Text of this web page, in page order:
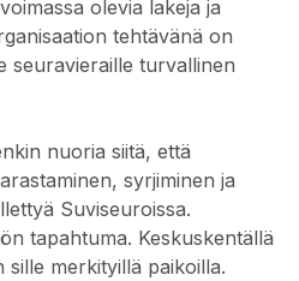
olevia lakeja ja
tehtävänä on
seuravieraille turvallinen
nuoria siitä, että
syrjiminen ja
Suviseuroissa.
tapahtuma. Keskuskentällä
merkityillä paikoilla.